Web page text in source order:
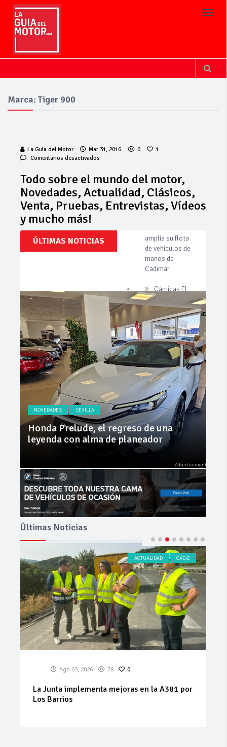
Marca: Tiger 900
La Guía del Motor Mar 31, 2016 0
1
Comentarios desactivados
el
mundo
del
motor,
Venta,
Pruebas,
más!
Todo sobre el mundo del motor,
Novedades, Actualidad, Clásicos,
Venta, Pruebas, Entrevistas, Vídeos
y mucho más!
ÚLTIMAS NOTICIAS
Cárnicas El
Alcazar,
patrocinador de
la 42ª Subida a
implementa
mejoras en la
A381 por Los
Barrios
Invercar
amplía su flota
de vehículos de
manos de
Cadimar
NOVEDADES SEVILLA
Honda Prelude, el regreso de una
leyenda con alma de planeador
Últimas Noticias
ACTUALIDAD CÁDIZ
Ago 03, 2026 78 0
La Junta implementa mejoras en la A381 por
Los Barrios